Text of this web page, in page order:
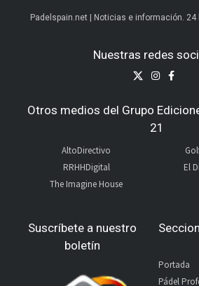
Padelspain.net | Noticias e información. 24
Nuestras redes
Otros medios del Grupo
21
AltoDirectivo
RRHHDigital
The Imagine House
El
Suscríbete a nuestro
boletín
Portada
Pádel